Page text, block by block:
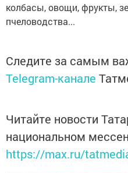
колбасы, овощи, фрукты,
пчеловодства...
Следите за самым
Telegram-канале
Читайте новости
национальном
https://max.ru/